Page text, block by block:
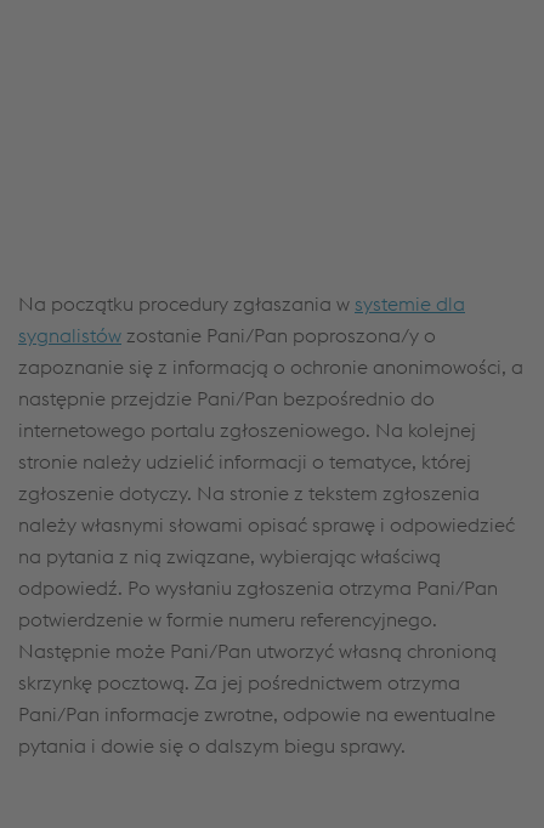
Na początku procedury zgłaszania w systemie dla
sygnalistów zostanie Pani/Pan poproszona/y o
zapoznanie się z informacją o ochronie anonimowości, a
następnie przejdzie Pani/Pan bezpośrednio do
internetowego portalu zgłoszeniowego. Na kolejnej
stronie należy udzielić informacji o tematyce, której
zgłoszenie dotyczy. Na stronie z tekstem zgłoszenia
należy własnymi słowami opisać sprawę i odpowiedzieć
na pytania z nią związane, wybierając właściwą
odpowiedź. Po wysłaniu zgłoszenia otrzyma Pani/Pan
potwierdzenie w formie numeru referencyjnego.
Następnie może Pani/Pan utworzyć własną chronioną
skrzynkę pocztową. Za jej pośrednictwem otrzyma
Pani/Pan informacje zwrotne, odpowie na ewentualne
pytania i dowie się o dalszym biegu sprawy.